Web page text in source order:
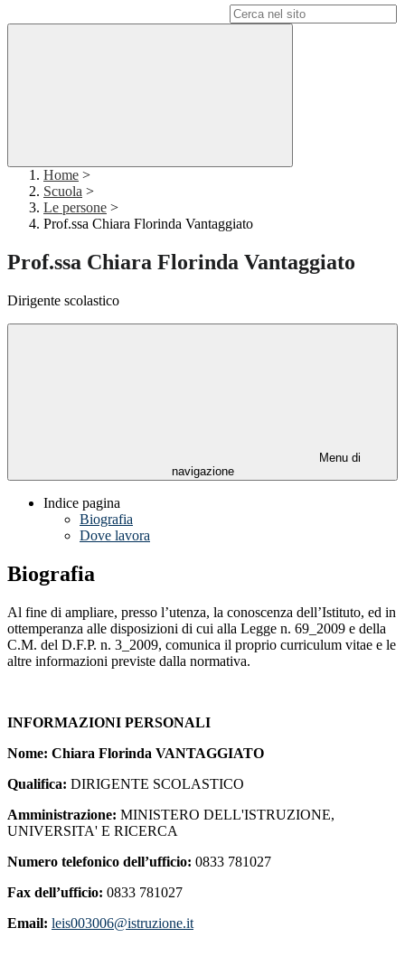
Home >
Scuola >
Le persone >
Prof.ssa Chiara Florinda Vantaggiato
Prof.ssa Chiara Florinda Vantaggiato
Dirigente scolastico
Menu di
navigazione
Indice pagina
Biografia
Dove lavora
Biografia
Al fine di ampliare, presso l’utenza, la conoscenza dell’Istituto, ed in
ottemperanza alle disposizioni di cui alla Legge n. 69_2009 e della
C.M. del D.F.P. n. 3_2009, comunica il proprio curriculum vitae e le
altre informazioni previste dalla normativa.
INFORMAZIONI PERSONALI
Nome: Chiara Florinda VANTAGGIATO
Qualifica: DIRIGENTE SCOLASTICO
Amministrazione: MINISTERO DELL'ISTRUZIONE,
UNIVERSITA' E RICERCA
Numero telefonico dell’ufficio: 0833 781027
Fax dell’ufficio: 0833 781027
Email: leis003006@istruzione.it